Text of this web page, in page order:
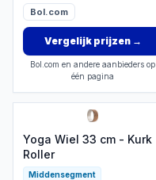
Bol.com
Vergelijk prijzen→
Bol.com en andere aanbieders op
één pagina
Yoga Wiel 33 cm - Kurk
Roller
Middensegment